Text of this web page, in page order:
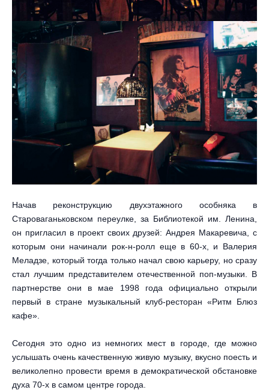
Начав реконструкцию двухэтажного особняка в
Староваганьковском переулке, за Библиотекой им. Ленина,
он пригласил в проект своих друзей: Андрея Макаревича, с
которым они начинали рок-н-ролл еще в 60-х, и Валерия
Меладзе, который тогда только начал свою карьеру, но сразу
стал лучшим представителем отечественной поп-музыки. В
партнерстве они в мае 1998 года официально открыли
первый в стране музыкальный клуб-ресторан «Ритм Блюз
кафе».
Сегодня это одно из немногих мест в городе, где можно
услышать очень качественную живую музыку, вкусно поесть и
великолепно провести время в демократической обстановке
духа 70-х в самом центре города.